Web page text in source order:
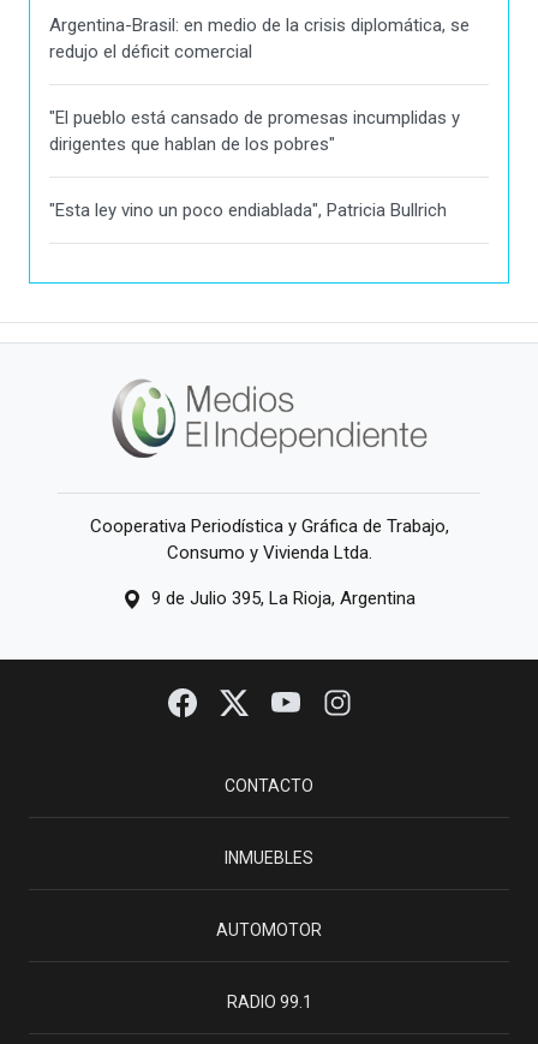
Argentina-Brasil: en medio de la crisis diplomática, se
redujo el déficit comercial
"El pueblo está cansado de promesas incumplidas y
dirigentes que hablan de los pobres"
"Esta ley vino un poco endiablada", Patricia Bullrich
Cooperativa Periodística y Gráfica de Trabajo,
Consumo y Vivienda Ltda.
9 de Julio 395, La Rioja, Argentina
CONTACTO
INMUEBLES
AUTOMOTOR
RADIO 99.1